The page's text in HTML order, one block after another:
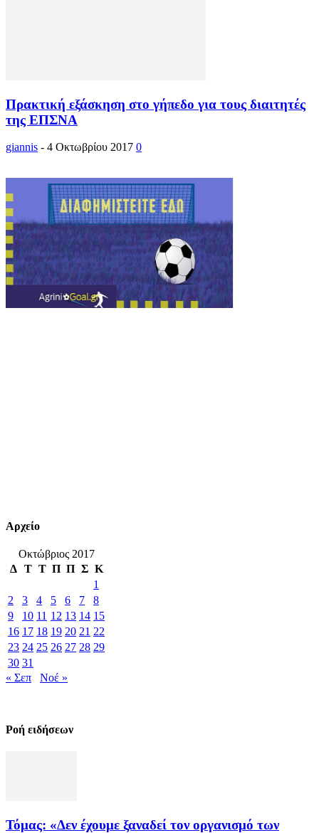
Πρακτική εξάσκηση στο γήπεδο για τους διαιτητές
της ΕΠΣΝΑ
giannis - 4 Οκτωβρίου 2017 0
Αρχείο
Οκτώβριος 2017
Δ Τ Τ Π Π Σ Κ
1
2
3 4 5 6 7
8
9
10 11 12 13 14 15
16 17 18 19 20 21 22
23 24 25 26 27 28 29
30 31
« Σεπ
Νοέ »
Ροή ειδήσεων
Τόμας: «Δεν έχουμε ξαναδεί τον οργανισμό των